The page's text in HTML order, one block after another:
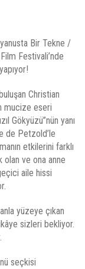
Bir Tekne /
Festivali’nde
Christian
mucize eseri
Gökyüzü”nün yanı
de Petzold’le
etkilerini farklı
olan ve ona anne
aile hissi
yüzeye çıkan
sizleri bekliyor.
seçkisi